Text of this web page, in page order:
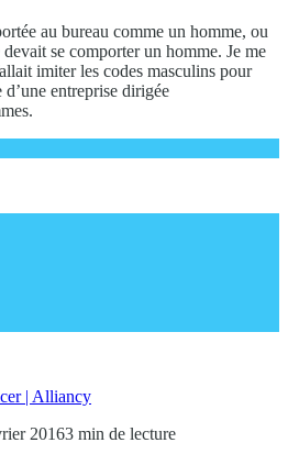
au bureau comme un homme, ou
se comporter un homme. Je me
imiter les codes masculins pour
entreprise dirigée
| Alliancy
20163 min de lecture